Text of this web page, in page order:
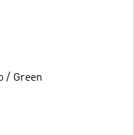
/ Green